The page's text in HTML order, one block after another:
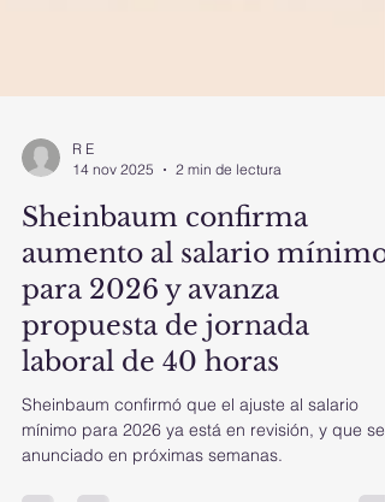
R E
14 nov 2025
2 min de lectura
Sheinbaum confirma
aumento al salario mínimo
propuesta de jornada
laboral de 40 horas